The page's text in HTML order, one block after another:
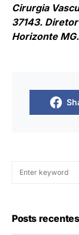
Cirurgia
37143.
Horizonte MG.
Posts recentes